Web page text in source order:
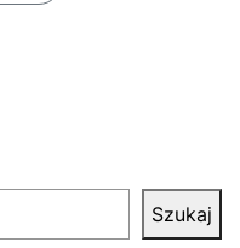
Szukaj